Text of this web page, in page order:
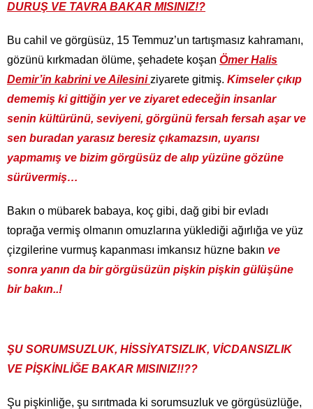
DURUŞ VE TAVRA BAKAR MISINIZ!?
Bu cahil ve görgüsüz, 15 Temmuz’un tartışmasız kahramanı,
gözünü kırkmadan ölüme, şehadete koşan Ömer Halis
Demir’in kabrini ve Ailesiniziyarete gitmiş. Kimseler çıkıp
dememiş ki gittiğin yer ve ziyaret edeceğin insanlar
senin kültürünü, seviyeni, görgünü fersah fersah aşar ve
sen buradan yarasız beresiz çıkamazsın, uyarısı
yapmamış ve bizim görgüsüz de alıp yüzüne gözüne
sürüvermiş…
Bakın o mübarek babaya, koç gibi, dağ gibi bir evladı
toprağa vermiş olmanın omuzlarına yüklediği ağırlığa ve yüz
çizgilerine vurmuş kapanması imkansız hüzne bakın ve
sonra yanın da bir görgüsüzün pişkin pişkin gülüşüne
bir bakın..!
ŞU SORUMSUZLUK, HİSSİYATSIZLIK, VİCDANSIZLIK
VE PİŞKİNLİĞE BAKAR MISINIZ!!??
Şu pişkinliğe, şu sırıtmada ki sorumsuzluk ve görgüsüzlüğe,